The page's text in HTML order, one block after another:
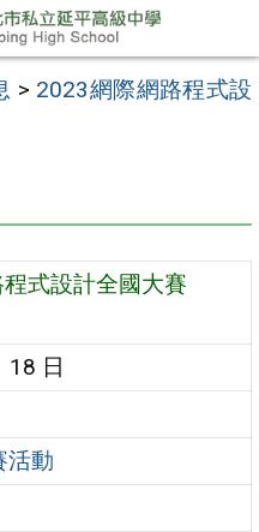
> 2023網際網路程式設
式設計全國大賽
18 日
活動